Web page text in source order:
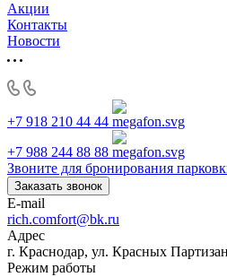
Акции
Контакты
Новости
+7 918 210 44 44
+7 988 244 88 88
Звоните для бронирования
Заказать звонок
E-mail
rich.comfort@bk.ru
Адрес
г. Краснодар, ул. Красных
Режим работы